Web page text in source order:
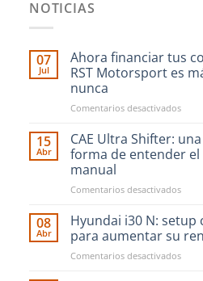
NOTICIAS
07
Jul
Ahora financiar tus
RST Motorsport es
nunca
Comentarios desactivadosen
RST
es
más
fácil
que
15
Abr
CAE Ultra Shifter:
forma de entender el
manual
Comentarios desactivadosen
Ultra
una
nueva
08
Abr
Hyundai i30 N: setup
para aumentar su
Comentarios desactivadosen